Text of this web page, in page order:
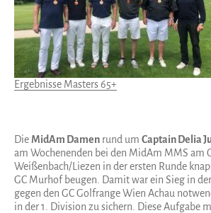
Ergebnisse Masters 65+
Die MidAm Damen rund um Captain Delia
am Wochenenden bei den MidAm MMS am
Weißenbach/Liezen in der ersten Runde
GC Murhof beugen. Damit war ein Sieg in
gegen den GC Golfrange Wien Achau
in der 1. Division zu sichern. Diese Aufgabe